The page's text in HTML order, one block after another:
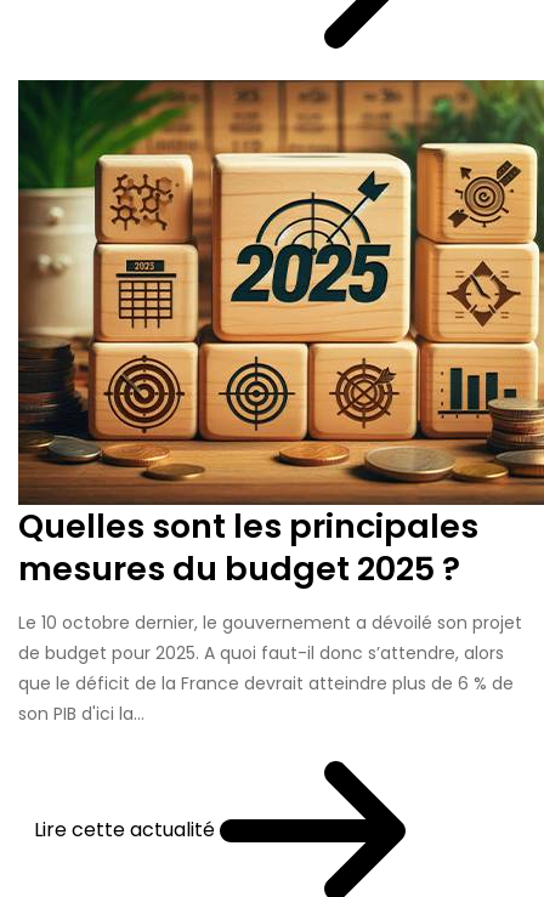
Quelles sont les principales
mesures du budget 2025 ?
Le 10 octobre dernier, le gouvernement a dévoilé son projet
de budget pour 2025. A quoi faut-il donc s’attendre, alors
que le déficit de la France devrait atteindre plus de 6 % de
son PIB d'ici la...
Lire cette actualité